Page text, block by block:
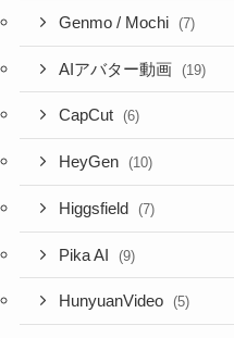
Genmo / Mochi (7)
AIアバター動画 (19)
CapCut (6)
HeyGen (10)
Higgsfield (7)
Pika AI (9)
HunyuanVideo (5)